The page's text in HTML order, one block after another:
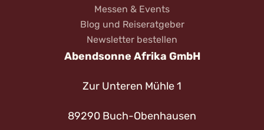
Messen & Events
Blog und Reiseratgeber
Newsletter bestellen
Abendsonne Afrika GmbH
Zur Unteren Mühle 1
89290 Buch-Obenhausen